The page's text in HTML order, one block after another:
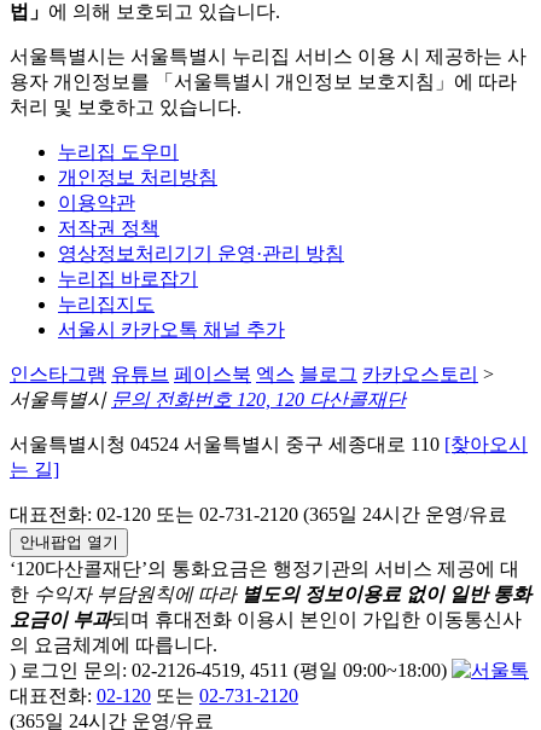
법」 에 의해 보호되고 있습니다.
서울특별시는 서울특별시 누리집 서비스 이용 시 제공하는 사
용자 개인정보를 「서울특별시 개인정보 보호지침」에 따라
처리 및 보호하고 있습니다.
누리집 도우미
개인정보 처리방침
이용약관
저작권 정책
영상정보처리기기 운영·관리 방침
누리집 바로잡기
누리집지도
서울시 카카오톡 채널 추가
인스타그램 유튜브 페이스북 엑스 블로그 카카오스토리 >
서울특별시 문의 전화번호 120, 120 다산콜재단
서울특별시청 04524 서울특별시 중구 세종대로 110 [찾아오시
는 길]
대표전화: 02-120 또는 02-731-2120 (365일 24시간 운영/유료
안내팝업 열기
‘120다산콜재단’의 통화요금은 행정기관의 서비스 제공에 대
한 수익자 부담원칙에 따라 별도의 정보이용료 없이 일반 통화
요금이 부과되며 휴대전화 이용시 본인이 가입한 이동통신사
의 요금체계에 따릅니다.
) 로그인 문의: 02-2126-4519, 4511 (평일 09:00~18:00)
대표전화: 02-120 또는 02-731-2120
(365일 24시간 운영/유료